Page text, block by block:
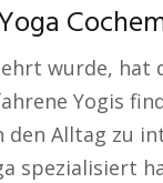
wurde, hat
Yogis
Alltag zu
spezialisiert